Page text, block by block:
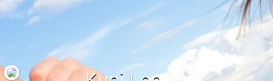
最新留言